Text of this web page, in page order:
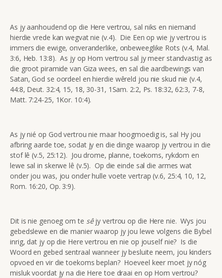
As jy aanhoudend op die Here vertrou, sal niks en niemand
hierdie vrede kan wegvat nie (v.4). Die Een op wie jy vertrou is
immers die ewige, onveranderlike, onbeweeglike Rots (v.4, Mal.
3:6, Heb. 13:8). As jy op Hom vertrou sal jy meer standvastig as
die groot piramide van Giza wees, en sal die aardbewings van
Satan, God se oordeel en hierdie wêreld jou nie skud nie (v.4,
44:8, Deut. 32:4, 15, 18, 30-31, 1Sam. 2:2, Ps. 18:32, 62:3, 7-8,
Matt. 7:24-25, 1Kor. 10:4).
As jy nié op God vertrou nie maar hoogmoedig is, sal Hy jou
afbring aarde toe, sodat jy en die dinge waarop jy vertrou in die
stof lê (v.5, 25:12). Jou drome, planne, toekoms, rykdom en
lewe sal in skerwe lê (v.5). Op die einde sal die armes wat
onder jou was, jou onder hulle voete vertrap (v.6, 25:4, 10, 12,
Rom. 16:20, Op. 3:9).
Dit is nie genoeg om te sêjy vertrou op die Here nie. Wys jou
gebedslewe en die manier waarop jy jou lewe volgens die Bybel
inrig, dat jy op die Here vertrou en nie op jouself nie? Is die
Woord en gebed sentraal wanneer jy besluite neem, jou kinders
opvoed en vir die toekoms beplan? Hoeveel keer moet jy nóg
misluk voordat jy na die Here toe draai en op Hom vertrou?